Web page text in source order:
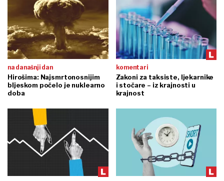
na današnji dan
Hirošima: Najsmrtonosnijim
bljeskom počelo je nuklearno
doba
komentari
Zakoni za taksiste, ljekarnike
i stočare – iz krajnosti u
krajnost